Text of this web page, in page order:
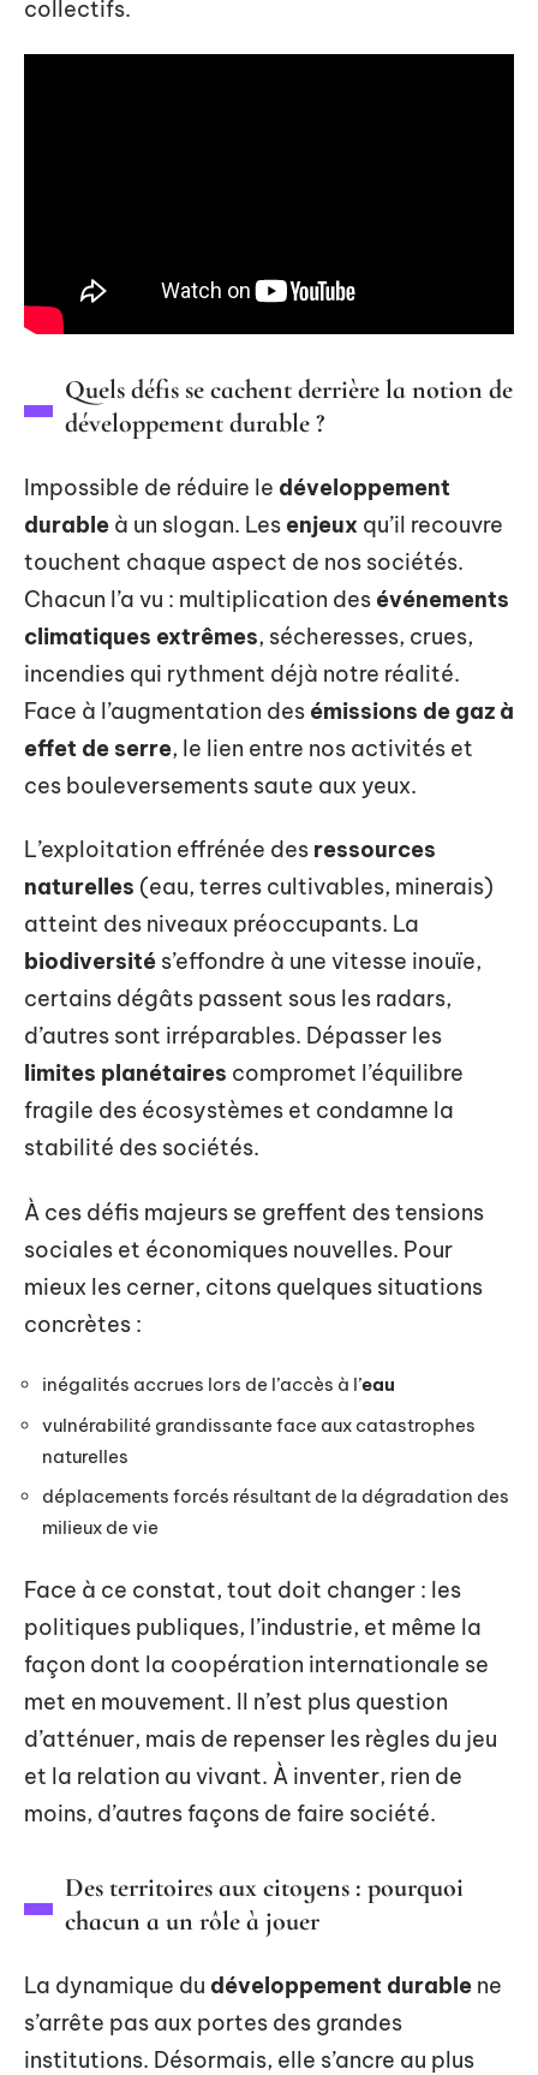
collectifs.
Quels défis se cachent derrière la notion de
développement durable ?
Impossible de réduire le développement
durable à un slogan. Les enjeux qu’il recouvre
touchent chaque aspect de nos sociétés.
Chacun l’a vu : multiplication des événements
climatiques extrêmes, sécheresses, crues,
incendies qui rythment déjà notre réalité.
Face à l’augmentation des émissions de gaz à
effet de serre, le lien entre nos activités et
ces bouleversements saute aux yeux.
L’exploitation effrénée des ressources
naturelles (eau, terres cultivables, minerais)
atteint des niveaux préoccupants. La
biodiversité s’effondre à une vitesse inouïe,
certains dégâts passent sous les radars,
d’autres sont irréparables. Dépasser les
limites planétaires compromet l’équilibre
fragile des écosystèmes et condamne la
stabilité des sociétés.
À ces défis majeurs se greffent des tensions
sociales et économiques nouvelles. Pour
mieux les cerner, citons quelques situations
concrètes :
inégalités accrues lors de l’accès à l’eau
vulnérabilité grandissante face aux catastrophes
naturelles
déplacements forcés résultant de la dégradation des
milieux de vie
Face à ce constat, tout doit changer : les
politiques publiques, l’industrie, et même la
façon dont la coopération internationale se
met en mouvement. Il n’est plus question
d’atténuer, mais de repenser les règles du jeu
et la relation au vivant. À inventer, rien de
moins, d’autres façons de faire société.
Des territoires aux citoyens : pourquoi
chacun a un rôle à jouer
La dynamique du développement durable ne
s’arrête pas aux portes des grandes
institutions. Désormais, elle s’ancre au plus